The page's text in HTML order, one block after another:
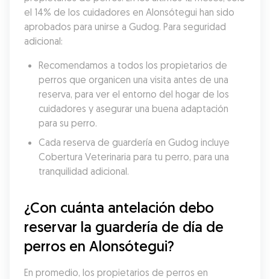
el 14% de los cuidadores en Alonsótegui han sido
aprobados para unirse a Gudog. Para seguridad
adicional:
Recomendamos a todos los propietarios de
perros que organicen una visita antes de una
reserva, para ver el entorno del hogar de los
cuidadores y asegurar una buena adaptación
para su perro.
Cada reserva de guardería en Gudog incluye
Cobertura Veterinaria para tu perro, para una
tranquilidad adicional.
¿Con cuánta antelación debo
reservar la guardería de día de
perros en Alonsótegui?
En promedio, los propietarios de perros en